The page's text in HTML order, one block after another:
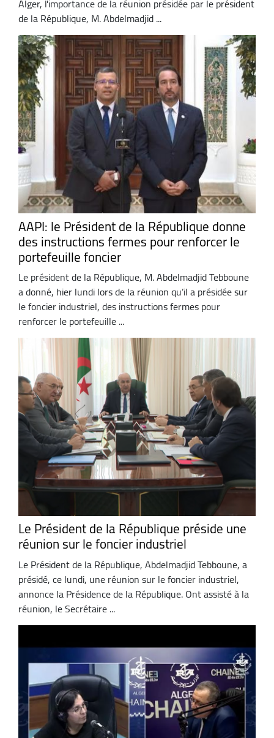
Alger, l'importance de la réunion présidée par le président
de la République, M. Abdelmadjid ...
AAPI: le Président de la République donne
des instructions fermes pour renforcer le
portefeuille foncier
Le président de la République, M. Abdelmadjid Tebboune
a donné, hier lundi lors de la réunion qu’il a présidée sur
le foncier industriel, des instructions fermes pour
renforcer le portefeuille ...
Le Président de la République préside une
réunion sur le foncier industriel
Le Président de la République, Abdelmadjid Tebboune, a
présidé, ce lundi, une réunion sur le foncier industriel,
annonce la Présidence de la République. Ont assisté à la
réunion, le Secrétaire ...